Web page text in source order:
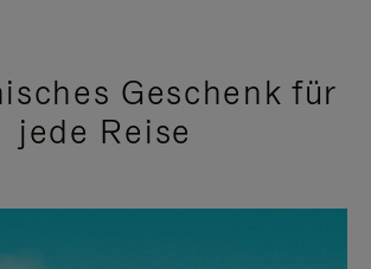
Geschenk für
jede Reise